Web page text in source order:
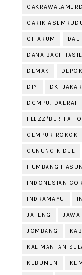
CARIK
CITARUM
DANA BAGI
DEMAK DEPOK
DIY DKI
DOMPU. DAERAH
FLEZZ/BERITA
GEMPUR ROKOK
GUNUNG KIDUL
HUMBANG
INDONESIAN
INDRAMAYU
JATENG JAWA
JOMBANG
KALIMANTAN
KEBUMEN